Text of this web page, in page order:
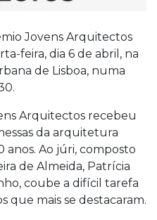
Jovens Arquitectos
feira, dia 6 de abril, na
de Lisboa, numa
Arquitectos recebeu
da arquitetura
anos. Ao júri, composto
de Almeida, Patrícia
coube a difícil tarefa
que mais se destacaram.